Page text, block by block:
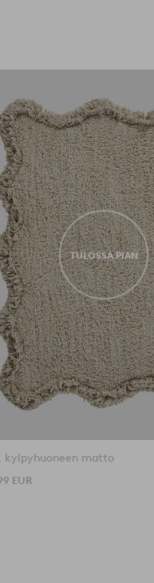
TULOSSA PIAN
kylpyhuoneen matto
EUR